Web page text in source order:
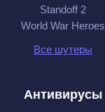
Standoff 2
World War Heroes
Все шутеры
Антивирусы